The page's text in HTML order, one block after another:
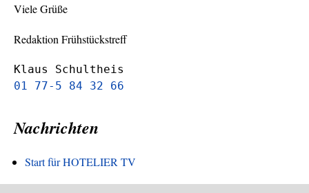
Viele Grüße
Redaktion Frühstückstreff
Klaus Schultheis
01 77-5 84 32 66
Nachrichten
Start für HOTELIER TV